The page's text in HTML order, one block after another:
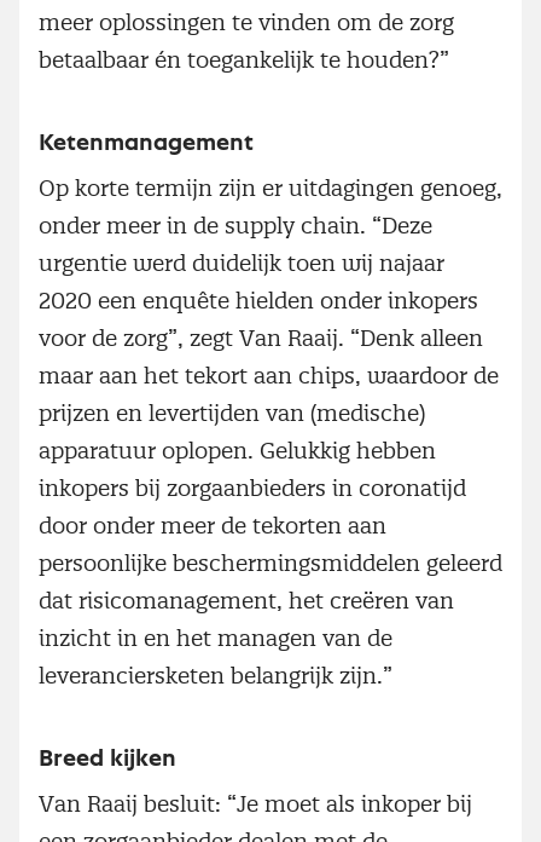
meer oplossingen te vinden om de zorg
betaalbaar én toegankelijk te houden?”
Ketenmanagement
Op korte termijn zijn er uitdagingen genoeg,
onder meer in de supply chain. “Deze
urgentie werd duidelijk toen wij najaar
2020 een enquête hielden onder inkopers
voor de zorg”, zegt Van Raaij. “Denk alleen
maar aan het tekort aan chips, waardoor de
prijzen en levertijden van (medische)
apparatuur oplopen. Gelukkig hebben
inkopers bij zorgaanbieders in coronatijd
door onder meer de tekorten aan
persoonlijke beschermingsmiddelen geleerd
dat risicomanagement, het creëren van
inzicht in en het managen van de
leveranciersketen belangrijk zijn.”
Breed kijken
Van Raaij besluit: “Je moet als inkoper bij